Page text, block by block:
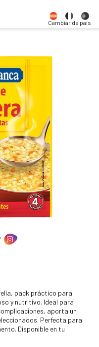
Cambiar de país
pack práctico para
y nutritivo. Ideal para
aporta un
Perfecta para
Disponible en tu